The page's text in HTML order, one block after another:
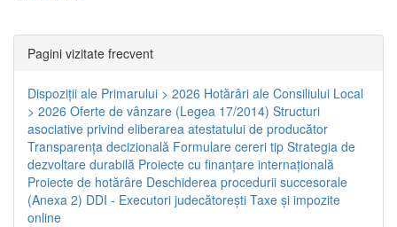
Pagini vizitate frecvent
Dispoziţii ale Primarului > 2026 Hotărâri ale Consiliului Local
> 2026 Oferte de vânzare (Legea 17/2014) Structuri
asociative privind eliberarea atestatului de producător
Transparenţa decizională Formulare cereri tip Strategia de
dezvoltare durabilă Proiecte cu finanţare internaţională
Proiecte de hotărâre Deschiderea procedurii succesorale
(Anexa 2) DDI - Executori judecătorești Taxe şi impozite
online